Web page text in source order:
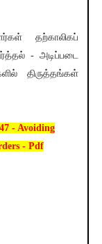
தற்காலிகப்
- அடிப்படை
திருத்தங்கள்
- Avoiding
- Pdf